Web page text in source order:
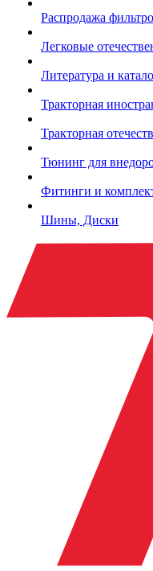
Распродажа
Легковые
Литература и
Тракторная
Тракторная
Тюнинг для
Фитинги и
Шины, Диски